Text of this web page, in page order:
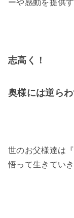
ーや感動を提供
志高く！
奥様には逆らわ
世のお父様達は
悟って生きてい